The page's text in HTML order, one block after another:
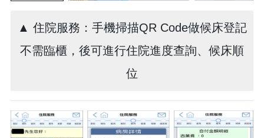
▲ 住院服務：手機掃描QR Code做候床登記
不需臨櫃，後可進行住院進度查詢、候床順
位